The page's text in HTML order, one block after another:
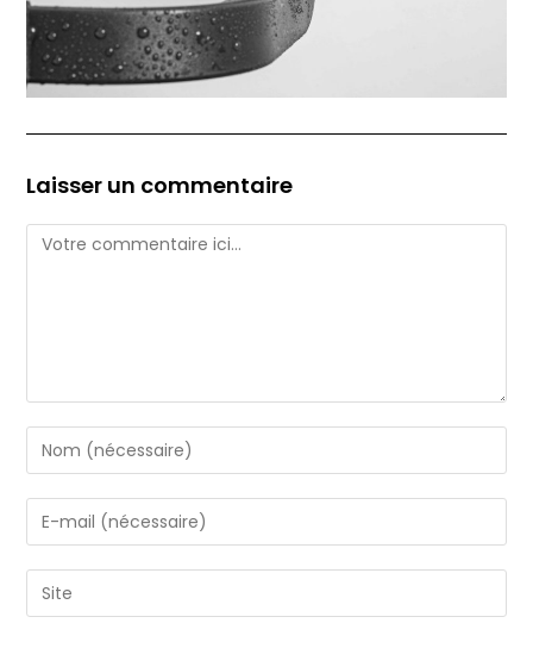
Laisser un commentaire
Comment
Enter
your
name
or
to
comment
Enter
your
email
address
Saisir
l’URL